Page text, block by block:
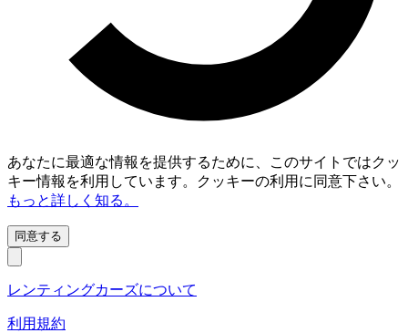
あなたに最適な情報を提供するために、このサイトではクッ
キー情報を利用しています。クッキーの利用に同意下さい。
もっと詳しく知る。
同意する
レンティングカーズについて
利用規約